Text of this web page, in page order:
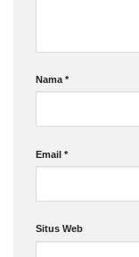
Nama *
Email *
Situs Web